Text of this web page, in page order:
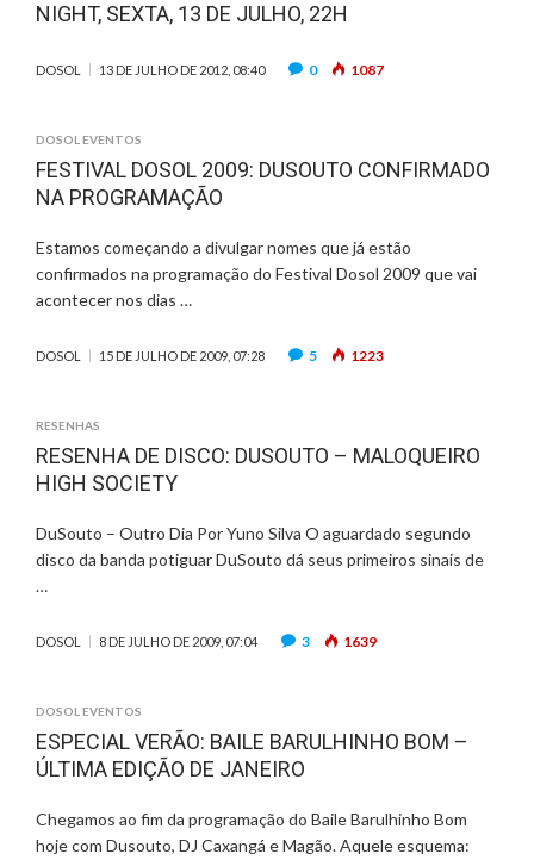
NIGHT, SEXTA, 13 DE JULHO, 22H
DOSOL 13 DE JULHO DE 2012, 08:40 0 1087
DOSOL EVENTOS
FESTIVAL DOSOL 2009: DUSOUTO CONFIRMADO
NA PROGRAMAÇÃO
Estamos começando a divulgar nomes que já estão
confirmados na programação do Festival Dosol 2009 que vai
acontecer nos dias …
DOSOL 15 DE JULHO DE 2009, 07:28 5 1223
RESENHAS
RESENHA DE DISCO: DUSOUTO – MALOQUEIRO
HIGH SOCIETY
DuSouto – Outro Dia Por Yuno Silva O aguardado segundo
disco da banda potiguar DuSouto dá seus primeiros sinais de
…
DOSOL 8 DE JULHO DE 2009, 07:04 3 1639
DOSOL EVENTOS
ESPECIAL VERÃO: BAILE BARULHINHO BOM –
ÚLTIMA EDIÇÃO DE JANEIRO
Chegamos ao fim da programação do Baile Barulhinho Bom
hoje com Dusouto, DJ Caxangá e Magão. Aquele esquema: